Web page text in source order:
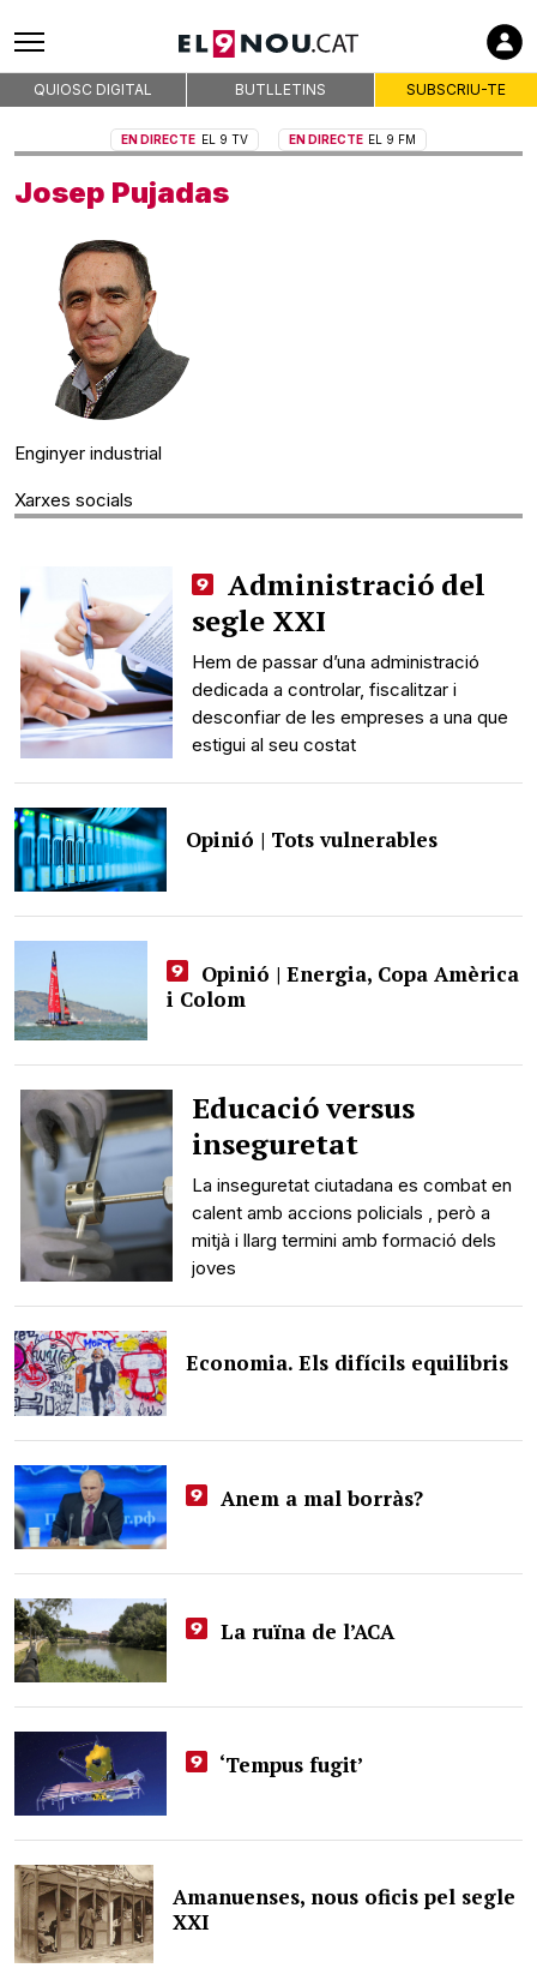
QUIOSC DIGITAL BUTLLETINS SUBSCRIU-TE
EN DIRECTE EL 9 TV EN DIRECTE EL 9 FM
Josep Pujadas
Enginyer industrial
Xarxes socials
Administració del
segle XXI
Hem de passar d’una administració
dedicada a controlar, fiscalitzar i
desconfiar de les empreses a una que
estigui al seu costat
Opinió | Tots vulnerables
Opinió | Energia, Copa Amèrica
i Colom
Educació versus
inseguretat
La inseguretat ciutadana es combat en
calent amb accions policials , però a
mitjà i llarg termini amb formació dels
joves
Economia. Els difícils equilibris
Anem a mal borràs?
La ruïna de l’ACA
‘Tempus fugit’
Amanuenses, nous oficis pel segle
XXI